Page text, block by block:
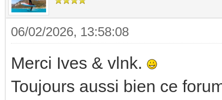
06/02/2026, 13:58:08
Merci Ives & vlnk.
Toujours aussi bien ce